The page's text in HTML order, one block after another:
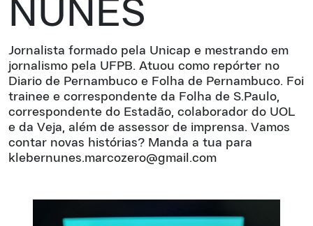
NUNES
Jornalista formado pela Unicap e mestrando em
jornalismo pela UFPB. Atuou como repórter no
Diario de Pernambuco e Folha de Pernambuco. Foi
trainee e correspondente da Folha de S.Paulo,
correspondente do Estadão, colaborador do UOL
e da Veja, além de assessor de imprensa. Vamos
contar novas histórias? Manda a tua para
klebernunes.marcozero@gmail.com